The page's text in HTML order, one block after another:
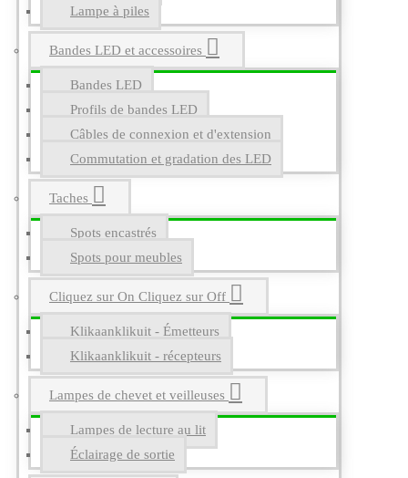
Lampe à piles
Bandes LED et accessoires
Bandes LED
Profils de bandes LED
Câbles de connexion et d'extension
Commutation et gradation des LED
Taches
Spots encastrés
Spots pour meubles
Cliquez sur On Cliquez sur Off
Klikaanklikuit - Émetteurs
Klikaanklikuit - récepteurs
Lampes de chevet et veilleuses
Lampes de lecture au lit
Éclairage de sortie